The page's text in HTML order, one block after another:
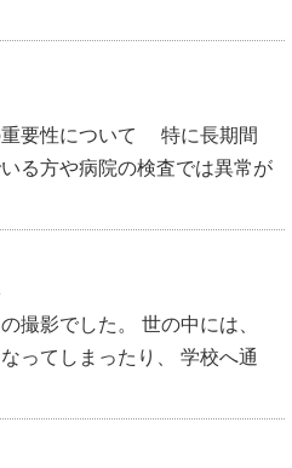
重要性について 特に長期間
る方や病院の検査では異常が
撮影でした。 世の中には、
ってしまったり、 学校へ通